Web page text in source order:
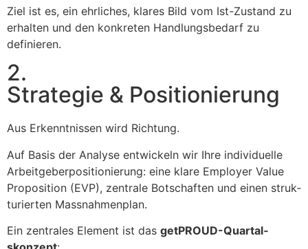
Ziel ist es, ein ehrlich­es, klares Bild vom Ist-Zus­tand zu
erhal­ten und den konkreten Hand­lungs­be­darf zu
definieren.
2.
Strategie & Positionierung
Aus Erken­nt­nis­sen wird Rich­tung.
Auf Basis der Analyse entwick­eln wir Ihre indi­vidu­elle
Arbeit­ge­ber­po­si­tion­ierung: eine klare Employ­er Val­ue
Propo­si­tion (EVP), zen­trale Botschaften und einen struk­
turi­erten Mass­nah­men­plan.
Ein zen­trales Ele­ment ist das get­PROUD-Quar­tal­